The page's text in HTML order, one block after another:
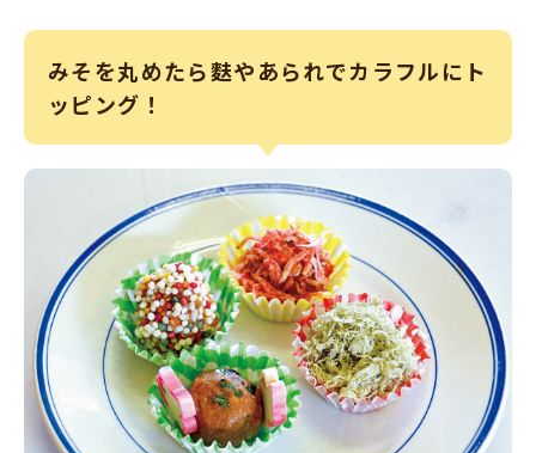
みそを丸めたら麩やあられでカラフルにト
ッピング！